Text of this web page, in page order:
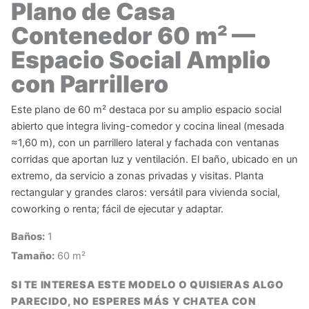
Plano de Casa
Contenedor 60 m² —
Espacio Social Amplio
con Parrillero
Este plano de 60 m² destaca por su amplio espacio social
abierto que integra living-comedor y cocina lineal (mesada
≈1,60 m), con un parrillero lateral y fachada con ventanas
corridas que aportan luz y ventilación. El baño, ubicado en un
extremo, da servicio a zonas privadas y visitas. Planta
rectangular y grandes claros: versátil para vivienda social,
coworking o renta; fácil de ejecutar y adaptar.
Baños: 1
Tamaño: 60 m²
SI TE INTERESA ESTE MODELO O QUISIERAS ALGO
PARECIDO, NO ESPERES MÁS Y CHATEA CON